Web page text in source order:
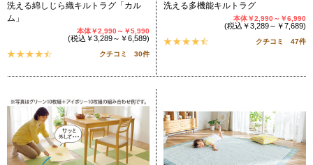
洗える綿しじら織キルトラグ「カル
ム」
本体￥2,990～￥5,990
(税込￥3,289～￥6,589)
クチコミ 30件
洗える多機能キルトラグ
本体￥2,990～￥6,990
(税込￥3,289～￥7,689)
クチコミ 47件